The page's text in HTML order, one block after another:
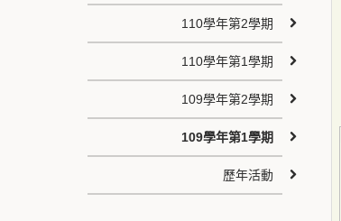
110學年第2學期
110學年第1學期
109學年第2學期
109學年第1學期
歷年活動